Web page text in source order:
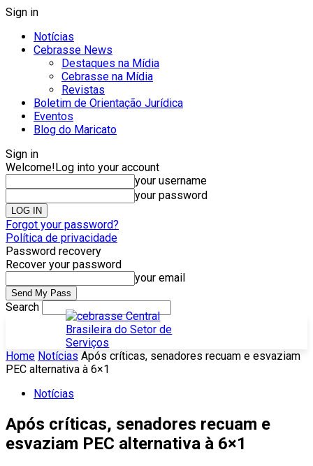
Sign in
Notícias
Cebrasse News
Destaques na Mídia
Cebrasse na Mídia
Revistas
Boletim de Orientação Jurídica
Eventos
Blog do Maricato
Sign in
Welcome!Log into your account
your username
your password
Forgot your password?
Política de privacidade
Password recovery
Recover your password
your email
Search
Home Notícias Após críticas, senadores recuam e esvaziam
PEC alternativa à 6×1
Notícias
Após críticas, senadores recuam e
esvaziam PEC alternativa à 6×1